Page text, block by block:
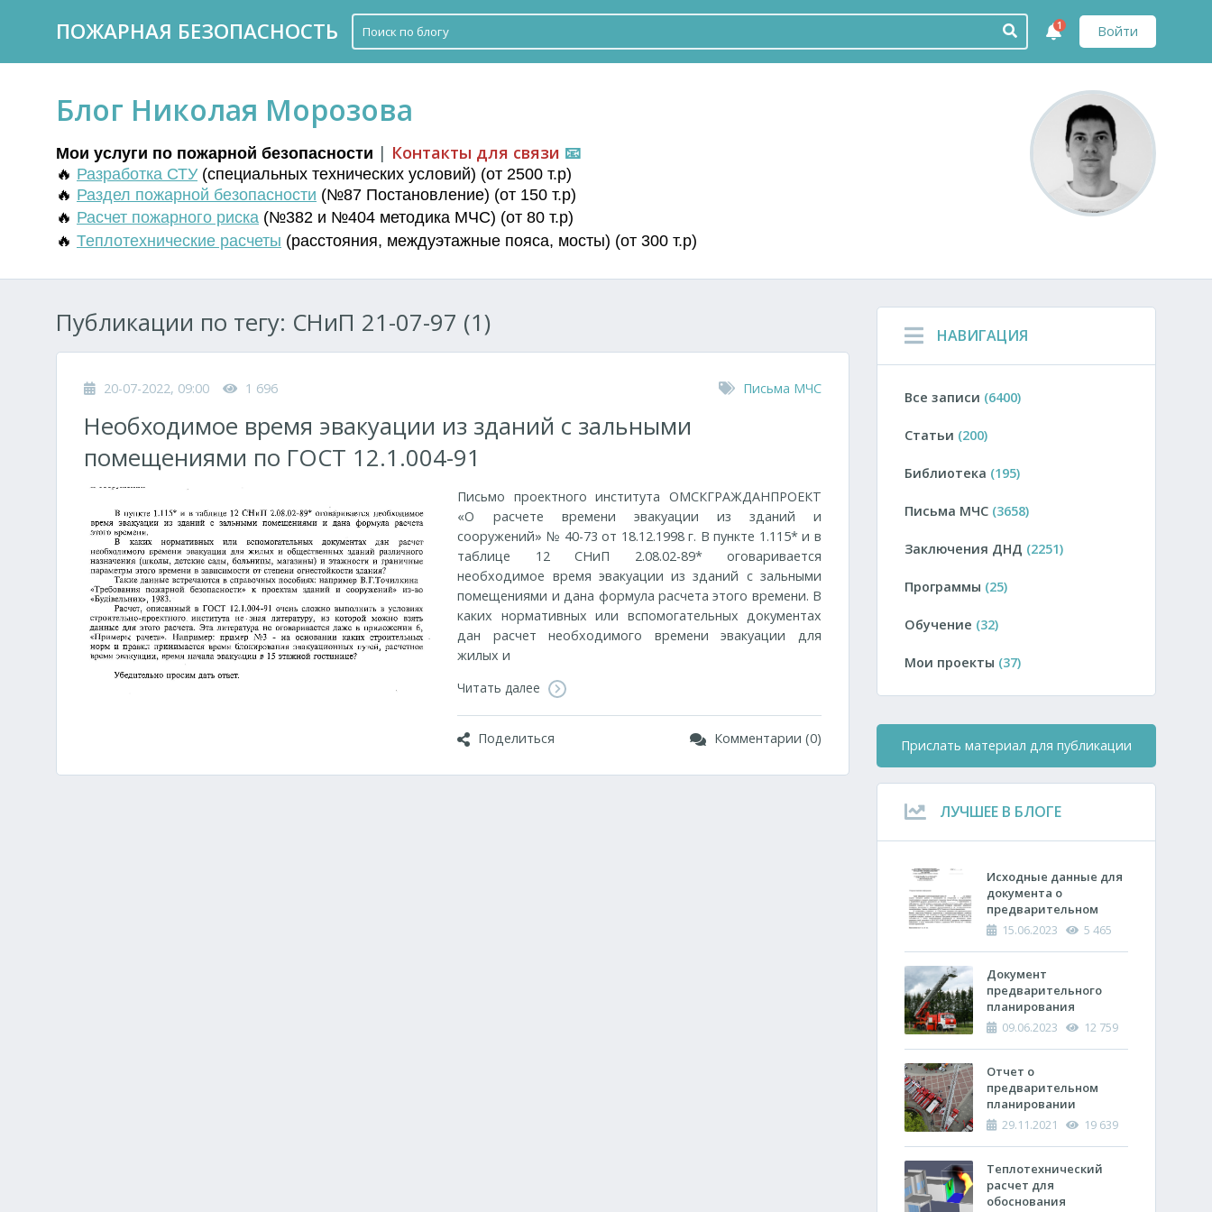
ПОЖАРНАЯ БЕЗОПАСНОСТЬ Войти
1
Блог Николая Морозова
Мои услуги по пожарной безопасности | Контакты для связи 📧
🔥 Разработка СТУ (специальных технических условий) (от 2500 т.р)
🔥 Раздел пожарной безопасности (№87 Постановление) (от 150 т.р)
🔥 Расчет пожарного риска (№382 и №404 методика МЧС) (от 80 т.р)
🔥 Теплотехнические расчеты (расстояния, междуэтажные пояса, мосты) (от 300 т.р)
Публикации по тегу: СНиП 21-07-97 (1)
20-07-2022, 09:00 1 696 Письма МЧС
Необходимое время эвакуации из зданий с зальными
помещениями по ГОСТ 12.1.004-91
Письмо проектного института ОМСКГРАЖДАНПРОЕКТ
«О расчете времени эвакуации из зданий и
сооружений» № 40-73 от 18.12.1998 г. В пункте 1.115* и в
таблице 12 СНиП 2.08.02-89* оговаривается
необходимое время эвакуации из зданий с зальными
помещениями и дана формула расчета этого времени. В
каких нормативных или вспомогательных документах
дан расчет необходимого времени эвакуации для
жилых и
Читать далее
Поделиться Комментарии (0)
НАВИГАЦИЯ
Все записи (6400)
Статьи (200)
Библиотека (195)
Письма МЧС (3658)
Заключения ДНД (2251)
Программы (25)
Обучение (32)
Мои проекты (37)
Прислать материал для публикации
ЛУЧШЕЕ В БЛОГЕ
Исходные данные для
документа о
предварительном
планировании
подразделений по
тушению пожара
15.06.2023 5 465
Документ
предварительного
планирования
действий по тушению
спасательных работ
(ОПП)
09.06.2023 12 759
Отчет о
предварительном
планировании
действий пожарно-
тушению пожара и
проведению
аварийно-
29.11.2021 19 639
Теплотехнический
расчет ​для
обоснования